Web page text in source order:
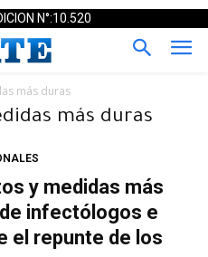
N°:10.520
más duras
más duras
y medidas más
infectólogos e
el repunte de los